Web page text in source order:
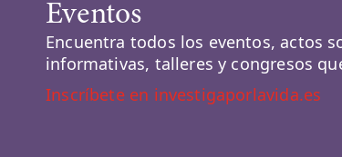
Eventos
Encuentra todos los eventos, actos
informativas, talleres y congresos
Inscríbete en investigaporlavida.es